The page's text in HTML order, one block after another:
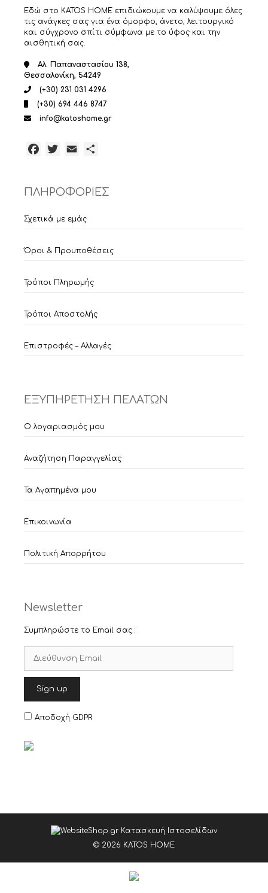
Εδώ στο KATOS HOME επιδιώκουμε να καλύψουμε όλες
τις ανάγκες σας για ένα όμορφο, άνετο, λειτουργικό
και σύγχρονο σπίτι σύμφωνα με το ύφος και την
αισθητική σας.
Αλ. Παπαναστασίου 138,
Θεσσαλονίκη, 54249
(+30) 231 031 4296
(+30) 694 446 8747
info@katoshome.gr
Facebook
TwitterEmail
ΠΛΗΡΟΦΟΡΙΕΣ
Σχετικά με εμάς
Όροι & Προυποθέσεις
Τρόποι Πληρωμής
Τρόποι Αποστολής
Επιστροφές – Αλλαγές
ΕΞΥΠΗΡΕΤΗΣΗ ΠΕΛΑΤΩΝ
Ο λογαριασμός μου
Αναζήτηση Παραγγελίας
Τα Αγαπημένα μου
Επικοινωνία
Πολιτική Απορρήτου
Newsletter
Συμπληρώστε το Email σας :
Αποδοχή GDPR
© 2026 KATOS HOME